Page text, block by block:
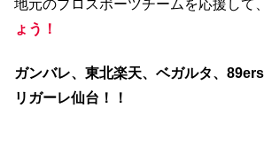
地元のプロスポーツチームを応援して、
ょう！
ガンバレ、東北楽天、ベガルタ、89ers
リガーレ仙台！！